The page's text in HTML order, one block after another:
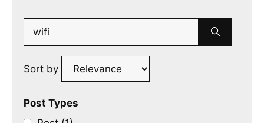
Search
Sort by
Post Types